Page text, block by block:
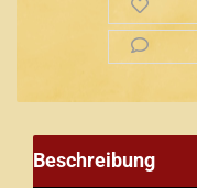
Beschreibung